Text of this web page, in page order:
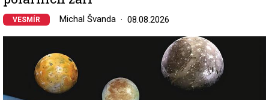
VESMÍR Michal Švanda 08.08.2026